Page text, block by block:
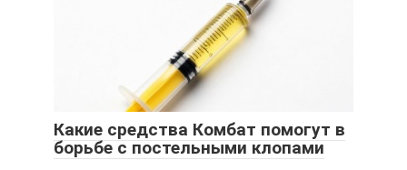
Какие средства Комбат помогут в
борьбе с постельными клопами